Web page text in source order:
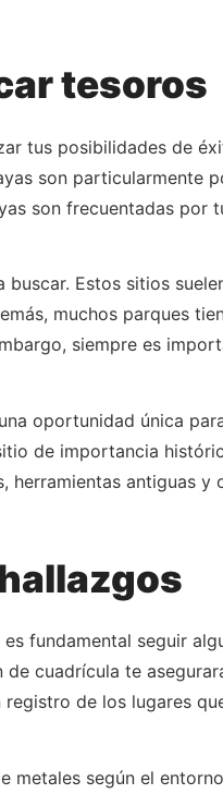
tesoros
tus posibilidades de
son particularmente
son frecuentadas por
Estos sitios
muchos parques
siempre es
oportunidad única
de importancia
antiguas
fundamental seguir
cuadrícula te
de los lugares
según el